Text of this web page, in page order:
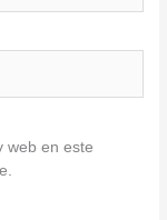
web en este